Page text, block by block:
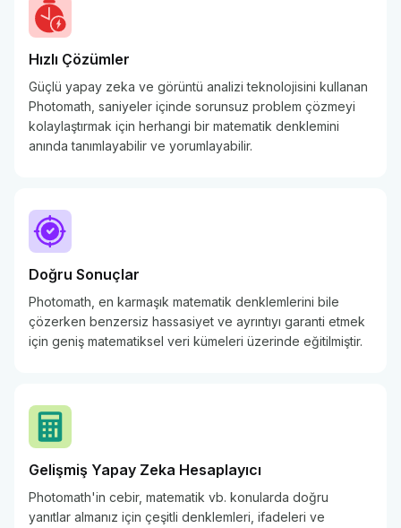
Hızlı Çözümler
Güçlü yapay zeka ve görüntü analizi teknolojisini kullanan
Photomath, saniyeler içinde sorunsuz problem çözmeyi
kolaylaştırmak için herhangi bir matematik denklemini
anında tanımlayabilir ve yorumlayabilir.
Doğru Sonuçlar
Photomath, en karmaşık matematik denklemlerini bile
çözerken benzersiz hassasiyet ve ayrıntıyı garanti etmek
için geniş matematiksel veri kümeleri üzerinde eğitilmiştir.
Gelişmiş Yapay Zeka Hesaplayıcı
Photomath'in cebir, matematik vb. konularda doğru
yanıtlar almanız için çeşitli denklemleri, ifadeleri ve